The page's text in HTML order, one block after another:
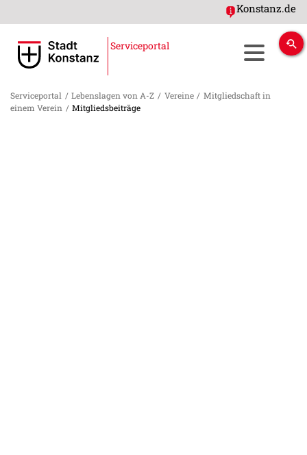
Konstanz.de
Serviceportal
Serviceportal / Lebenslagen von A-Z / Vereine / Mitgliedschaft in
einem Verein / Mitgliedsbeiträge